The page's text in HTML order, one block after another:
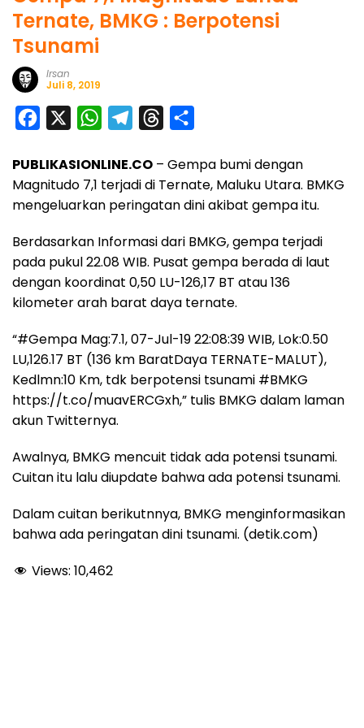
Ternate, BMKG : Berpotensi
Tsunami
Irsan
Juli 8, 2019
c
e
b
o
o
k
W
a
t
s
A
p
p
l
e
g
r
a
m
r
e
a
d
s
a
r
e
PUBLIKASIONLINE.CO – Gempa bumi dengan
Magnitudo 7,1 terjadi di Ternate, Maluku Utara. BMKG
mengeluarkan peringatan dini akibat gempa itu.
Berdasarkan Informasi dari BMKG, gempa terjadi
pada pukul 22.08 WIB. Pusat gempa berada di laut
dengan koordinat 0,50 LU-126,17 BT atau 136
kilometer arah barat daya ternate.
“#Gempa Mag:7.1, 07-Jul-19 22:08:39 WIB, Lok:0.50
LU,126.17 BT (136 km BaratDaya TERNATE-MALUT),
Kedlmn:10 Km, tdk berpotensi tsunami #BMKG
https://t.co/muavERCGxh,” tulis BMKG dalam laman
akun Twitternya.
Awalnya, BMKG mencuit tidak ada potensi tsunami.
Cuitan itu lalu diupdate bahwa ada potensi tsunami.
Dalam cuitan berikutnnya, BMKG menginformasikan
bahwa ada peringatan dini tsunami. (detik.com)
Views: 10,462